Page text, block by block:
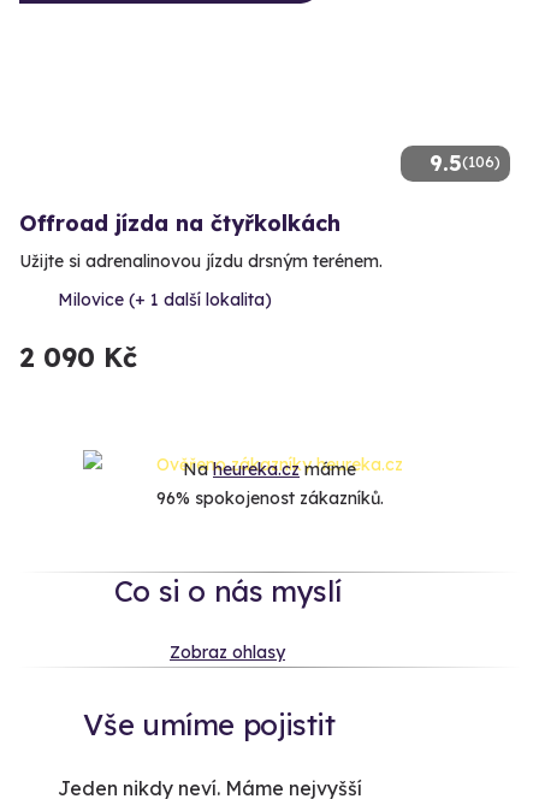
9.5(106)
Offroad jízda na čtyřkolkách
Užijte si adrenalinovou jízdu drsným terénem.
Milovice (+ 1 další lokalita)
2 090 Kč
Naheureka.czmáme
96% spokojenost zákazníků.
Co si o nás myslí
Zobraz ohlasy
Vše umíme pojistit
Jeden nikdy neví. Máme nejvyšší